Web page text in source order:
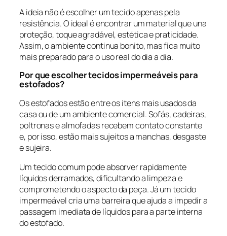
A ideia não é escolher um tecido apenas pela
resistência. O ideal é encontrar um material que una
proteção, toque agradável, estética e praticidade.
Assim, o ambiente continua bonito, mas fica muito
mais preparado para o uso real do dia a dia.
Por que escolher tecidos impermeáveis para
estofados?
Os estofados estão entre os itens mais usados da
casa ou de um ambiente comercial. Sofás, cadeiras,
poltronas e almofadas recebem contato constante
e, por isso, estão mais sujeitos a manchas, desgaste
e sujeira.
Um tecido comum pode absorver rapidamente
líquidos derramados, dificultando a limpeza e
comprometendo o aspecto da peça. Já um tecido
impermeável cria uma barreira que ajuda a impedir a
passagem imediata de líquidos para a parte interna
do estofado.